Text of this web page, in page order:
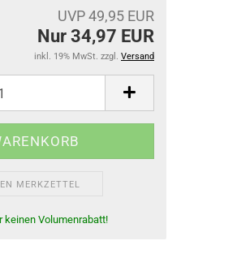
UVP 49,95 EUR
Nur 34,97 EUR
inkl. 19% MwSt. zzgl. Versand
MERKZETTEL
keinen Volumenrabatt!